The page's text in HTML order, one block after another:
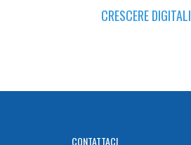
CRESCERE DIGITALI
CONTATTACI